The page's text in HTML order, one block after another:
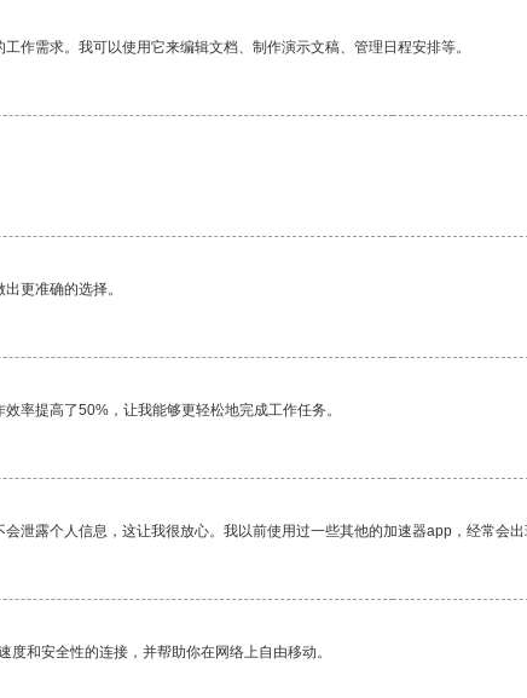
作需求。我可以使用它来编辑文档、制作演示文稿、管理日程安排等。
更准确的选择。
率提高了50%，让我能够更轻松地完成工作任务。
泄露个人信息，这让我很放心。我以前使用过一些其他的加速器app，经常会出
和安全性的连接，并帮助你在网络上自由移动。